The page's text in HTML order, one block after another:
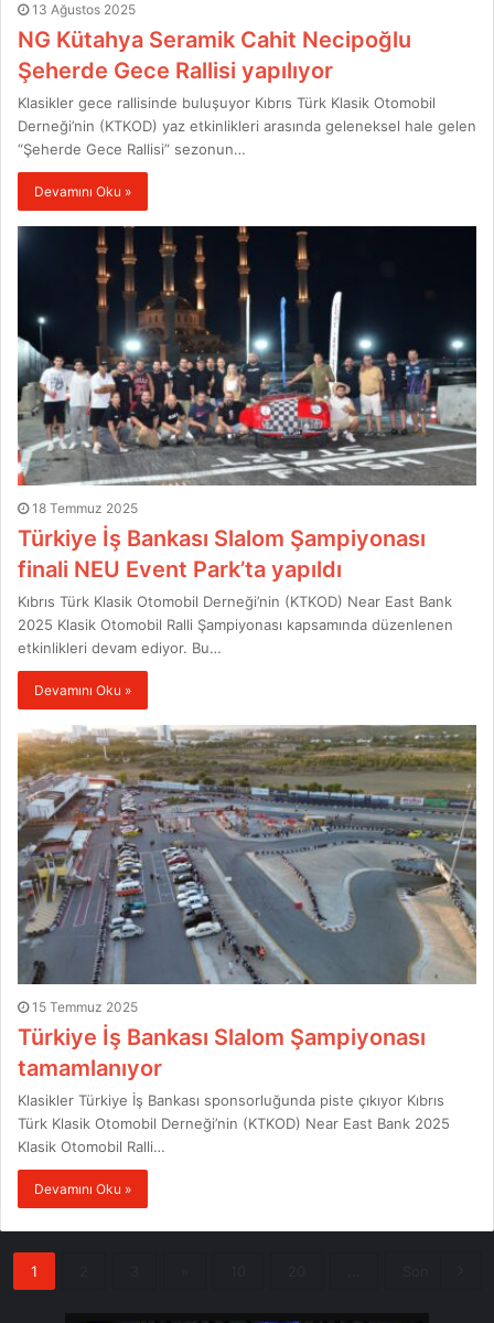
13 Ağustos 2025
NG Kütahya Seramik Cahit Necipoğlu
Şeherde Gece Rallisi yapılıyor
Klasikler gece rallisinde buluşuyor Kıbrıs Türk Klasik Otomobil
Derneği’nin (KTKOD) yaz etkinlikleri arasında geleneksel hale gelen
“Şeherde Gece Rallisi” sezonun…
Devamını Oku »
18 Temmuz 2025
Türkiye İş Bankası Slalom Şampiyonası
finali NEU Event Park’ta yapıldı
Kıbrıs Türk Klasik Otomobil Derneği’nin (KTKOD) Near East Bank
2025 Klasik Otomobil Ralli Şampiyonası kapsamında düzenlenen
etkinlikleri devam ediyor. Bu…
Devamını Oku »
15 Temmuz 2025
Türkiye İş Bankası Slalom Şampiyonası
tamamlanıyor
Klasikler Türkiye İş Bankası sponsorluğunda piste çıkıyor Kıbrıs
Türk Klasik Otomobil Derneği’nin (KTKOD) Near East Bank 2025
Klasik Otomobil Ralli…
Devamını Oku »
1